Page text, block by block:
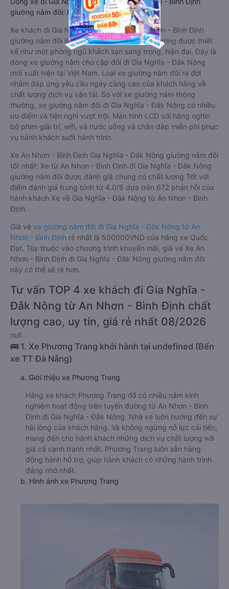
giường nằm đôi: Riêng tư, đầy đủ tiện nghi
Xe khách đi Gia Nghĩa - Đắk Nông từ An Nhơn - Bình Định
giường nằm đôi là loại xe đặc biệt. Với mỗi giường được thiết
kế như một phòng ngủ khách sạn sang trọng, hiện đại. Đây là
dòng xe giường nằm cho cặp đôi đi Gia Nghĩa - Đắk Nông
mới xuất hiện tại Việt Nam. Loại xe giường nằm đôi ra đời
nhằm đáp ứng yêu cầu ngày càng cao của khách hàng về
chất lượng dịch vụ vận tải. So với xe giường nằm thông
thường, xe giường nằm đôi đi Gia Nghĩa - Đắk Nông có nhiều
ưu điểm và tiện nghi vượt trội. Màn hình LCD với hàng nghìn
bộ phim giải trí, wifi, và nước uống và chăn đắp miễn phí phục
vụ hành khách suốt hành trình.
Xe An Nhơn - Bình Định Gia Nghĩa - Đắk Nông giường nằm đôi
tốt nhất: Xe từ An Nhơn - Bình Định đi Gia Nghĩa - Đắk Nông
giường nằm đôi được đánh giá chung có chất lượng Tốt với
điểm đánh giá trung bình từ 4.0/5 dựa trên 672 phản hồi của
hành khách Xe về Gia Nghĩa - Đắk Nông từ An Nhơn - Bình
Định.
Giá vé xe giường nằm đôi đi Gia Nghĩa - Đắk Nông từ An
Nhơn - Bình Định rẻ nhất là 500000VND của hãng xe Quốc
Đạt. Tùy thuộc vào chương trình khuyến mãi, giá vé Xe An
Nhơn - Bình Định đi Gia Nghĩa - Đắk Nông giường nằm đôi
này có thể sẽ rẻ hơn.
Tư vấn TOP 4 xe khách đi Gia Nghĩa -
Đắk Nông từ An Nhơn - Bình Định chất
lượng cao, uy tín, giá rẻ nhất 08/2026
null
🚌 1. Xe Phương Trang khởi hành tại undefined (Bến
xe TT Đà Nẵng)
a. Giới thiệu xe Phương Trang
Hãng xe khách Phương Trang đã có nhiều năm kinh
nghiệm hoạt động trên tuyến đường từ An Nhơn - Bình
Định đi Gia Nghĩa - Đắk Nông. Nhà xe luôn hướng đến sự
hài lòng của khách hàng. Và không ngừng nỗ lực cải tiến,
mang đến cho hành khách những dịch vụ chất lượng với
giá cả cạnh tranh nhất. Phương Trang luôn sẵn hàng
đồng hành hỗ trợ, giúp hành khách có những hành trình
đáng nhớ nhất.
b. Hình ảnh xe Phương Trang